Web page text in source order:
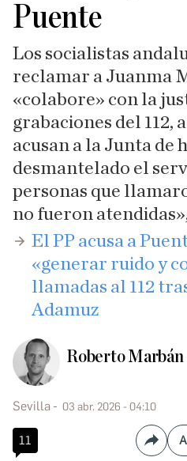
Puente
Los socialistas
reclamar a Juanma
«colabore» con la
grabaciones del 112,
acusan a la Junta de
desmantelado el
personas que
no fueron
El PP acusa a
«generar ruido y
llamadas al 112
Adamuz
Roberto Marbán
Sevilla 03 abr. 2026 - 04:10
11